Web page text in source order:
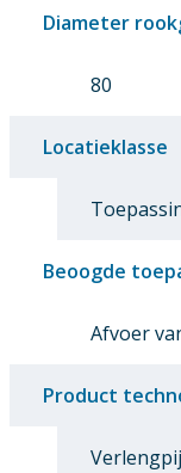
Diameter
80
Locatieklasse
Beoogde
Afvoer
Product